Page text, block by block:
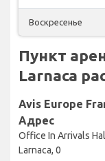
Воскресенье
Пункт
Larnaca
Avis Europe
Адрес
Office In Arrivals
Larnaca, 0